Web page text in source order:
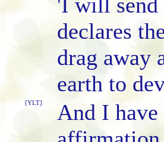
declares
drag away
earth to
[YLT]
And I